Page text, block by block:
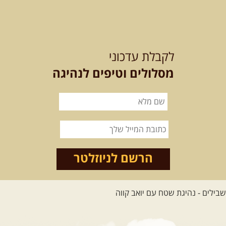
האם אתם מחפשים חוויה מיוחדת
בטבע? מחפשים חוויה שתעניק לכם ...
שישי- ממרומי
הגליל העליון למורדות הירדן
נצא מג'ש שבמורדות הר מירון, נמשיך
לאורך נחל דישון ונעצור ...[המשך]
לכל הטיולים
לקבלת עדכוני
מסלולים וטיפים לנהיגה
הרשם לניוזלטר